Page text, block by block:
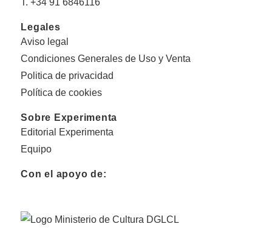
Legales
Aviso legal
Condiciones Generales de Uso y Venta
Politica de privacidad
Política de cookies
Sobre Experimenta
Editorial Experimenta
Equipo
Con el apoyo de: